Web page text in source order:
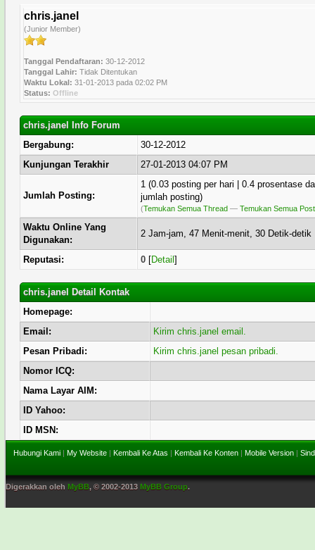
chris.janel
(Junior Member)
Tanggal Pendaftaran: 30-12-2012
Tanggal Lahir: Tidak Ditentukan
Waktu Lokal: 31-01-2013 pada 02:02 PM
Status: Offline
chris.janel Info Forum
Bergabung:
30-12-2012
Kunjungan Terakhir
27-01-2013 04:07 PM
Jumlah Posting:
1 (0.03 posting per hari | 0.4 prosentase
jumlah posting)
(Temukan Semua Thread —Temukan Semua
Waktu Online Yang
Digunakan:
2 Jam-jam, 47 Menit-menit, 30 Detik-detik
Reputasi: 0 [Detail]
chris.janel Detail Kontak
Homepage:
Email:
Kirim chris.janel email.
Pesan Pribadi:
Kirim chris.janel pesan pribadi.
Nomor ICQ:
Nama Layar AIM:
ID Yahoo:
ID MSN:
Hubungi Kami | My Website | Kembali Ke Atas | Kembali Ke Konten | Mobile Version |
Digerakkan oleh MyBB, © 2002-2013 MyBB Group.